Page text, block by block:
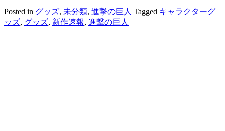
Posted in グッズ, 未分類, 進撃の巨人 Tagged キャラクターグ
ッズ, グッズ, 新作速報, 進撃の巨人